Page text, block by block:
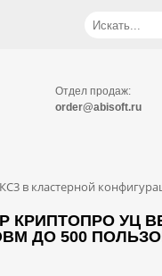
Отдел продаж:
order@abisoft.ru
в кластерной
УЦ
ДО 500